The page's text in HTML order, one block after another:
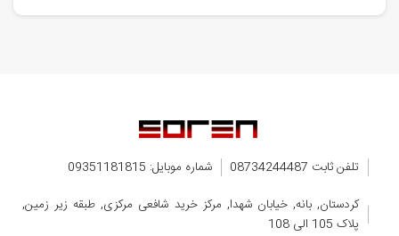
تلفن ثابت 08734244487
شماره موبایل: 09351181815
کردستان, بانه, خیابان شهدا, مرکز خرید شافعی مرکزی, طبقه زیر زمین,
پلاک 105 الی 108